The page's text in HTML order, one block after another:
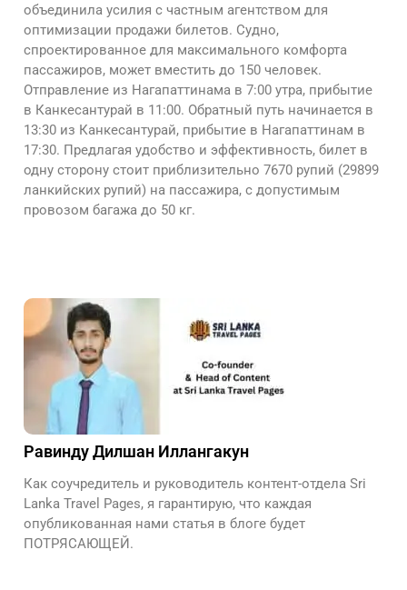
объединила усилия с частным агентством для
оптимизации продажи билетов. Судно,
спроектированное для максимального комфорта
пассажиров, может вместить до 150 человек.
Отправление из Нагапаттинама в 7:00 утра, прибытие
в Канкесантурай в 11:00. Обратный путь начинается в
13:30 из Канкесантурай, прибытие в Нагапаттинам в
17:30. Предлагая удобство и эффективность, билет в
одну сторону стоит приблизительно 7670 рупий (29899
ланкийских рупий) на пассажира, с допустимым
провозом багажа до 50 кг.
Равинду Дилшан Иллангакун
Как соучредитель и руководитель контент-отдела Sri
Lanka Travel Pages, я гарантирую, что каждая
опубликованная нами статья в блоге будет
ПОТРЯСАЮЩЕЙ.